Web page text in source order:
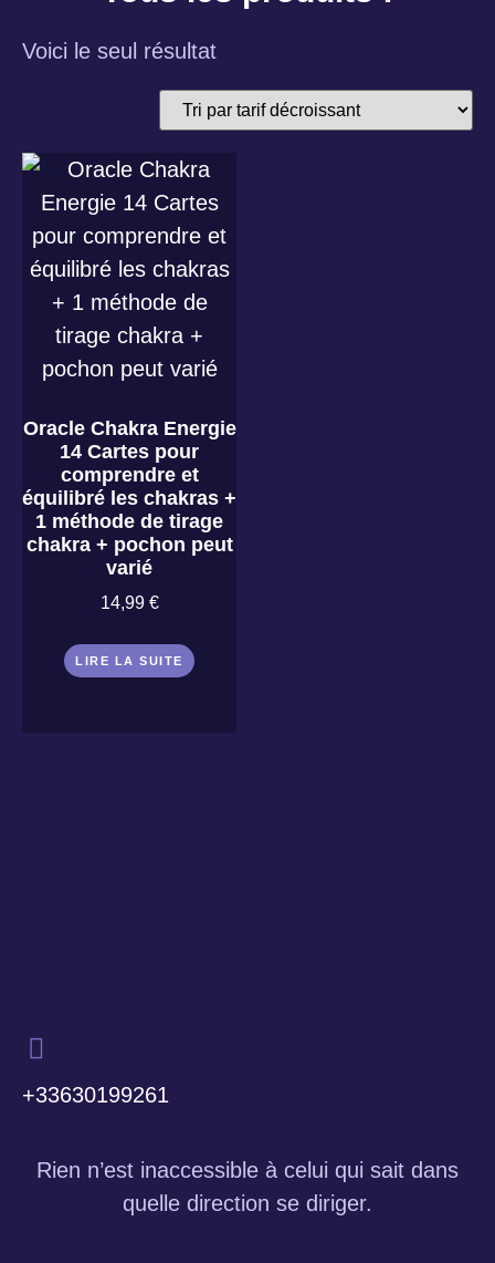
Voici le seul résultat
Oracle Chakra Energie
14 Cartes pour
comprendre et
équilibré les chakras +
1 méthode de tirage
chakra + pochon peut
varié
14,99 €
LIRE LA SUITE
+33630199261
Rien n’est inaccessible à celui qui sait dans
quelle direction se diriger.